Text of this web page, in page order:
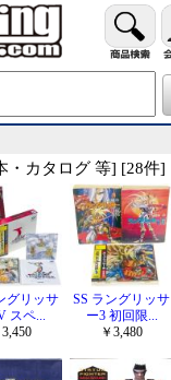
・カタログ 等] [28件]
グリッサ
スペ...
3,450
SS ラングリッサ
ー3 初回限...
￥3,480